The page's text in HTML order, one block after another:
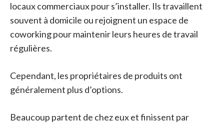
locaux commerciaux pour s’installer. Ils travaillent
souvent à domicile ou rejoignent un espace de
coworking pour maintenir leurs heures de travail
régulières.
Cependant, les propriétaires de produits ont
généralement plus d’options.
Beaucoup partent de chez eux et finissent par